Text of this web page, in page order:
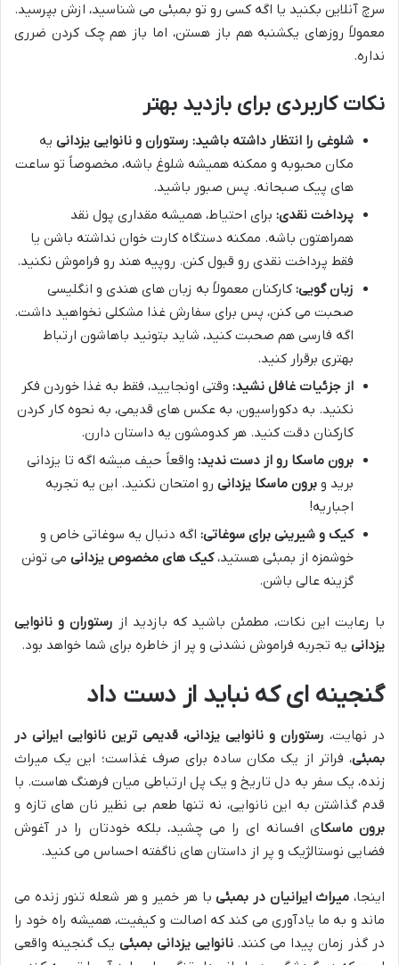
سرچ آنلاین بکنید یا اگه کسی رو تو بمبئی می شناسید، ازش بپرسید.
معمولاً روزهای یکشنبه هم باز هستن، اما باز هم چک کردن ضرری
نداره.
نکات کاربردی برای بازدید بهتر
شلوغی را انتظار داشته باشید: رستوران و نانوایی یزدانی یه
مکان محبوبه و ممکنه همیشه شلوغ باشه، مخصوصاً تو ساعت
های پیک صبحانه. پس صبور باشید.
پرداخت نقدی: برای احتیاط، همیشه مقداری پول نقد
همراهتون باشه. ممکنه دستگاه کارت خوان نداشته باشن یا
فقط پرداخت نقدی رو قبول کنن. روپیه هند رو فراموش نکنید.
زبان گویی: کارکنان معمولاً به زبان های هندی و انگلیسی
صحبت می کنن، پس برای سفارش غذا مشکلی نخواهید داشت.
اگه فارسی هم صحبت کنید، شاید بتونید باهاشون ارتباط
بهتری برقرار کنید.
از جزئیات غافل نشید: وقتی اونجایید، فقط به غذا خوردن فکر
نکنید. به دکوراسیون، به عکس های قدیمی، به نحوه کار کردن
کارکنان دقت کنید. هر کدومشون یه داستان دارن.
برون ماسکا رو از دست ندید: واقعاً حیف میشه اگه تا یزدانی
برید و برون ماسکا یزدانی رو امتحان نکنید. این یه تجربه
اجباریه!
کیک و شیرینی برای سوغاتی: اگه دنبال یه سوغاتی خاص و
خوشمزه از بمبئی هستید،کیک های مخصوص یزدانی می تونن
گزینه عالی باشن.
با رعایت این نکات، مطمئن باشید که بازدید از رستوران و نانوایی
یزدانی یه تجربه فراموش نشدنی و پر از خاطره برای شما خواهد بود.
گنجینه ای که نباید از دست داد
در نهایت، رستوران و نانوایی یزدانی، قدیمی ترین نانوایی ایرانی در
بمبئی، فراتر از یک مکان ساده برای صرف غذاست؛ این یک میراث
زنده، یک سفر به دل تاریخ و یک پل ارتباطی میان فرهنگ هاست. با
قدم گذاشتن به این نانوایی، نه تنها طعم بی نظیر نان های تازه و
برون ماسکای افسانه ای را می چشید، بلکه خودتان را در آغوش
فضایی نوستالژیک و پر از داستان های ناگفته احساس می کنید.
اینجا، میراث ایرانیان در بمبئیبا هر خمیر و هر شعله تنور زنده می
ماند و به ما یادآوری می کند که اصالت و کیفیت، همیشه راه خود را
در گذر زمان پیدا می کنند.نانوایی یزدانی بمبئی یک گنجینه واقعی